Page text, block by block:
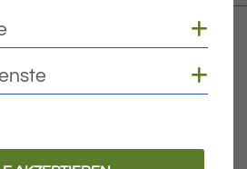
1 9 7 0 8 0